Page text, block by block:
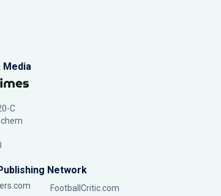
Media
C
Network
FootballCritic.com